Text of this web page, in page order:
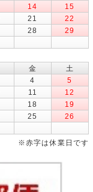
14
15
21
22
28
29
金
土
4
5
11
12
18
19
25
26
※赤字は休業日です